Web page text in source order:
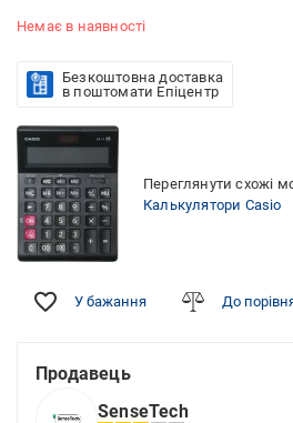
Немає в наявності
Безкоштовна доставка
в поштомати Епіцентр
Переглянути схожі
Калькулятори Casio
У бажання До
Продавець
SenseTech